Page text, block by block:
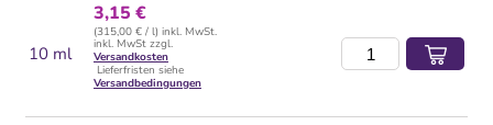
10 ml
3,15 €
(315,00 € / l) inkl. MwSt.
inkl. MwSt zzgl.
Versandkosten
Lieferfristen siehe
Versandbedingungen